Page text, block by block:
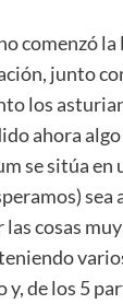
comenzó la
junto
los
ahora
se sitúa en
sea
cosas
y, de los 5